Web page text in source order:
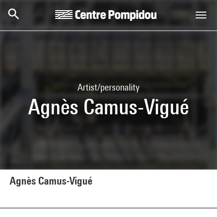
Artist/personality
Agnès Camus-Vigué
Agnès Camus-Vigué